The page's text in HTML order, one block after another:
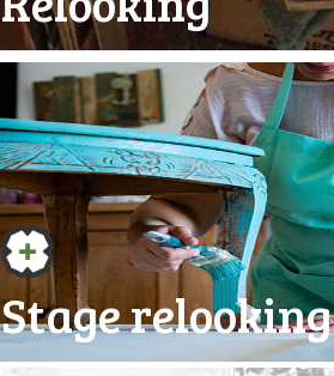
Stage relooking